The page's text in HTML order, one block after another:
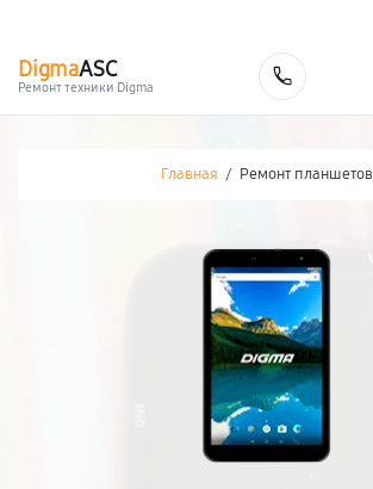
DigmaASC
Ремонт техники Digma
Главная / Ремонт планшетов